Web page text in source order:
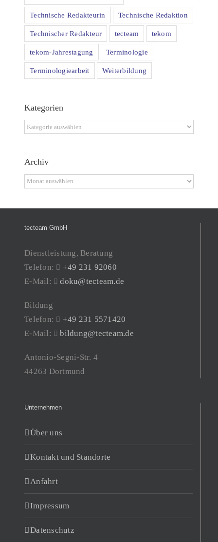
Technische Redakteurin Technische Redaktion
Technischer Redakteur tecteam tekom
tekom-Jahrestagung Terminologie
Terminologiearbeit Weiterbildung
Kategorien
Kategorien
Archiv
Archiv
tecteam GmbH
Dienstleistung, Beratung
Telefon:
+49 231 92060
E-Mail:
doku@tecteam.de
Bildung
Telefon:
+49 231 5571420
E-Mail:
bildung@tecteam.de
Antonio-Segni-Str. 4
44263 Dortmund
Unternehmen
Über uns
Kontakt und Standorte
Anfahrt
Impressum
Datenschutz